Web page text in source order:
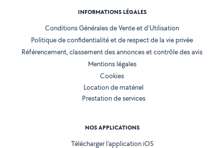
INFORMATIONS LÉGALES
Conditions Générales de Vente et d'Utilisation
Politique de confidentialité et de respect de la vie privée
Référencement, classement des annonces et contrôle des avis
Mentions légales
Cookies
Location de matériel
Prestation de services
NOS APPLICATIONS
Télécharger l’application iOS